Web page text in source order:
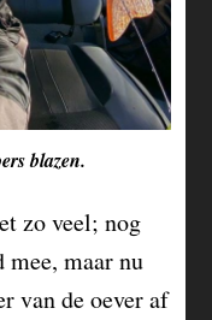
blazen.
zo veel; nog
mee, maar nu
van de oever af